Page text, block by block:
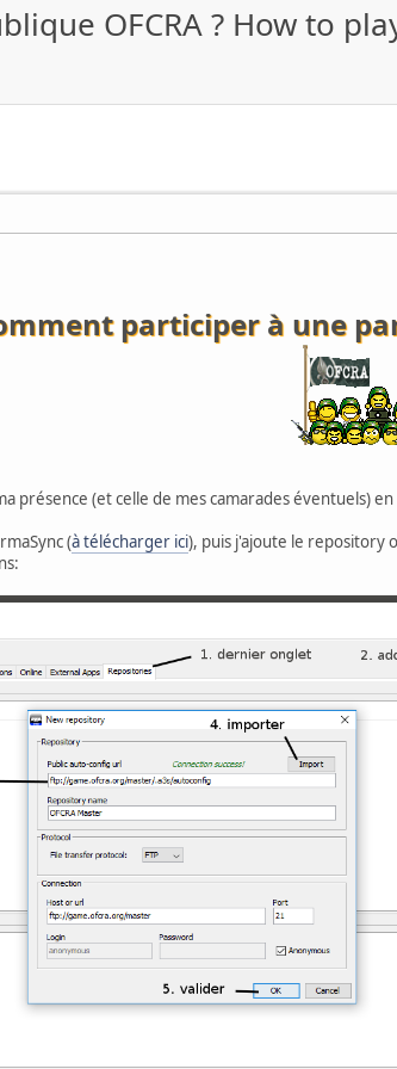
OFCRA ? How to
participer à une
présence (et celle de mes camarades éventuels)
(à télécharger ici), puis j'ajoute le repository